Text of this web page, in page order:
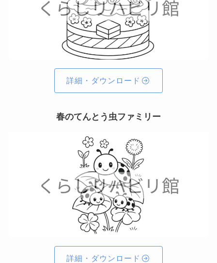
詳細・ダウンロード
春のてんとう虫ファミリー
詳細・ダウンロード